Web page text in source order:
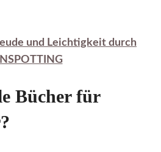
und Leichtigkeit durch
Bücher für